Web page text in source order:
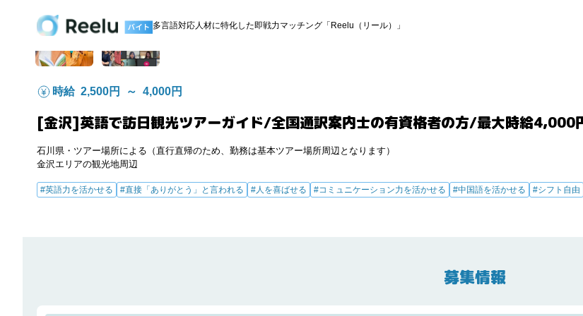
多言語対応人材に特化した即戦力マッチング「Reelu（リール）」
時給 2,500円 ～ 4,000円
[金沢]英語で訪日観光ツアーガイド/全国通訳案内士の有資格者の方/最大時給4,000
石川県 ・ ツアー場所による（直行直帰のため、勤務は基本ツアー場所周辺となります）
金沢エリアの観光地周辺
#英語力を活かせる #直接「ありがとう」と言われる #人を喜ばせる #コミュニケーション力を活かせる #中国語を活かせる #シフト自由
募集情報